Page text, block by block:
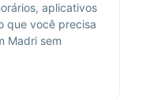
aplicativos
que você precisa
Madri sem